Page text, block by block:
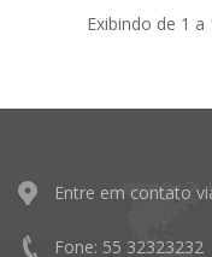
Exibindo de 1
Entre em contato
Fone: 55 32323232